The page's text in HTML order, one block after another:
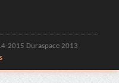
2015 Duraspace 2013